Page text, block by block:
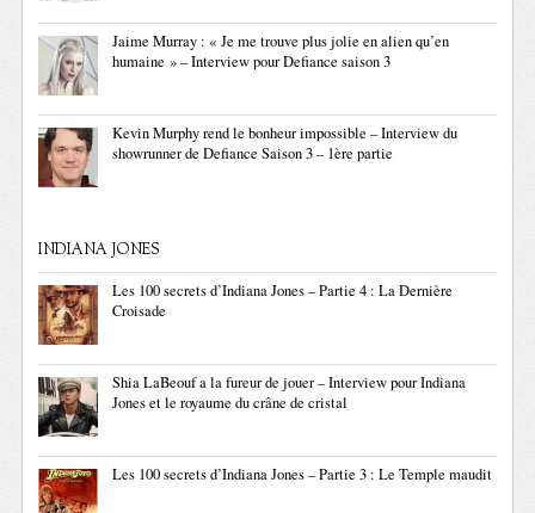
Jaime Murray : « Je me trouve plus jolie en alien qu’en
humaine » – Interview pour Defiance saison 3
Kevin Murphy rend le bonheur impossible – Interview du
showrunner de Defiance Saison 3 – 1ère partie
INDIANA JONES
Les 100 secrets d’Indiana Jones – Partie 4 : La Dernière
Croisade
Shia LaBeouf a la fureur de jouer – Interview pour Indiana
Jones et le royaume du crâne de cristal
Les 100 secrets d’Indiana Jones – Partie 3 : Le Temple maudit